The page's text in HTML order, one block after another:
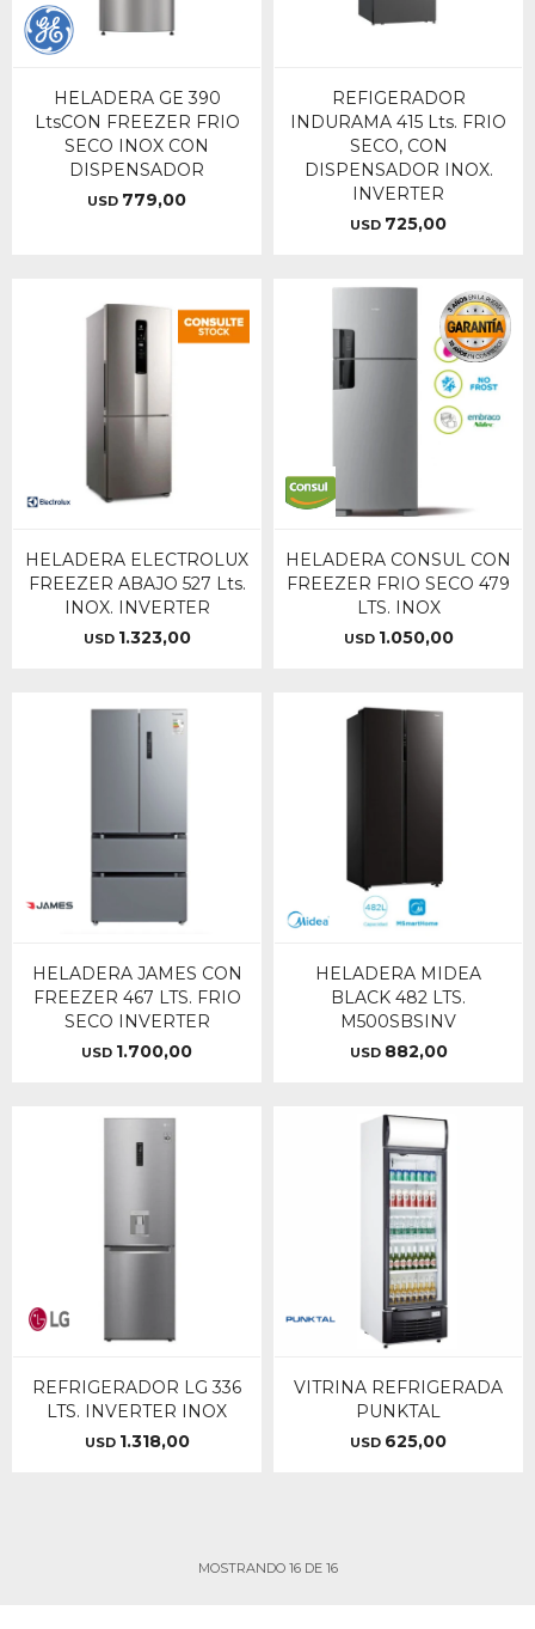
HELADERA GE 390
LtsCON FREEZER FRIO
SECO INOX CON
DISPENSADOR
USD 779,00
REFIGERADOR
INDURAMA 415 Lts. FRIO
SECO, CON
DISPENSADOR INOX.
INVERTER
USD 725,00
HELADERA ELECTROLUX
FREEZER ABAJO 527 Lts.
INOX. INVERTER
USD 1.323,00
HELADERA CONSUL CON
FREEZER FRIO SECO 479
LTS. INOX
USD 1.050,00
HELADERA JAMES CON
FREEZER 467 LTS. FRIO
SECO INVERTER
USD 1.700,00
HELADERA MIDEA
BLACK 482 LTS.
M500SBSINV
USD 882,00
REFRIGERADOR LG 336
LTS. INVERTER INOX
USD 1.318,00
VITRINA REFRIGERADA
PUNKTAL
USD 625,00
MOSTRANDO 16DE 16